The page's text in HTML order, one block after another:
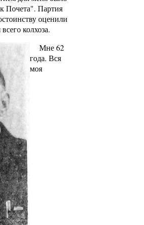
Почета". Партия
оценили
колхоза.
Мне 62
года. Вся
моя